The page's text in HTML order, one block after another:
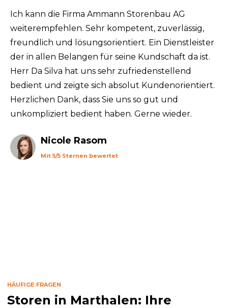
Ich kann die Firma Ammann Storenbau AG
weiterempfehlen. Sehr kompetent, zuverlässig,
freundlich und lösungsorientiert. Ein Dienstleister
der in allen Belangen für seine Kundschaft da ist.
Herr Da Silva hat uns sehr zufriedenstellend
bedient und zeigte sich absolut Kundenorientiert.
Herzlichen Dank, dass Sie uns so gut und
unkompliziert bedient haben. Gerne wieder.
Nicole Rasom
Mit 5/5 Sternen bewertet
HÄUFIGE FRAGEN
Storen in Marthalen: Ihre